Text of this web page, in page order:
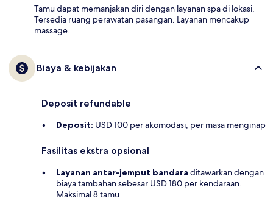
Tamu dapat memanjakan diri dengan layanan spa di lokasi.
Tersedia ruang perawatan pasangan. Layanan mencakup
massage.
Biaya & kebijakan
Deposit refundable
Deposit: USD 100 per akomodasi, per masa menginap
Fasilitas ekstra opsional
Layanan antar-jemput bandara ditawarkan dengan
biaya tambahan sebesar USD 180 per kendaraan.
Maksimal 8 tamu